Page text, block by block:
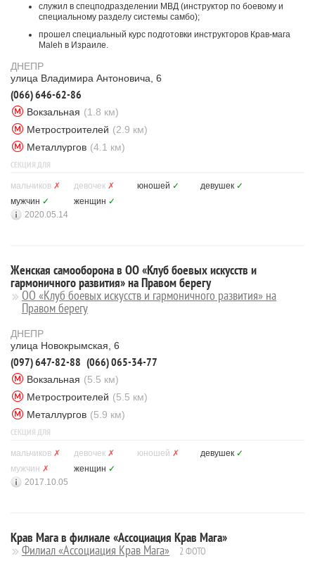
служил в спецподразделении МВД (инструктор по боевому и
специальному разделу системы самбо);
прошел специальный курс подготовки инструкторов Крав-мага
Maleh в Израиле.
ДНЕПР
улица Владимира Антоновича, 6
(066) 646-62-86
Вокзальная (1.8 км)
Метростроителей (2.9 км)
Металлургов (4.1 км)
СЕКЦИЯ ДЛЯ
мальчиков ✗ девочек ✗ юношей ✓ девушек ✓
мужчин ✓ женщин ✓
2020.05.14
Женская самооборона в ОО «Клуб боевых искусств и
гармоничного развития» на Правом берегу
ОО «Клуб боевых искусств и гармоничного развития» на
Правом берегу
ДНЕПР
улица Новокрымская, 6
(097) 647-82-88 (066) 065-34-77
Вокзальная (5.5 км)
Метростроителей (5.5 км)
Металлургов (5.9 км)
СЕКЦИЯ ДЛЯ
мальчиков ✗ девочек ✗ юношей ✗ девушек ✓
мужчин ✗ женщин ✓
2017.10.05
Крав Мага в филиале «Ассоциация Крав Мага»
Филиал «Ассоциация Крав Мага» 2 ФОТО